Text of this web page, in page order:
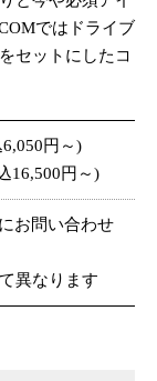
ではドライブ
セットにしたコ
円～)
16,500円～)
お問い合わせ
異なります